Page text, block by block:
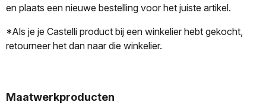
en plaats een nieuwe bestelling voor het juiste artikel.
*Als je je Castelli product bij een winkelier hebt gekocht,
retourneer het dan naar die winkelier.
Maatwerkproducten